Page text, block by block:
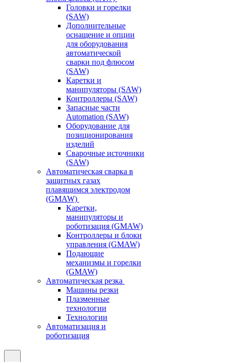
Головки и горелки
(SAW)
Дополнительные
оснащение и опции
для оборудования
автоматической
сварки под флюсом
(SAW)
Каретки и
манипуляторы (SAW)
Контроллеры (SAW)
Запасные части
Automation (SAW)
Оборудование для
позиционирования
изделий
Сварочные источники
(SAW)
Автоматическая сварка в
защитных газах
плавящимся электродом
(GMAW)
Каретки,
манипуляторы и
роботизация (GMAW)
Контроллеры и блоки
управления (GMAW)
Подающие
механизмы и горелки
(GMAW)
Автоматическая резка
Машины резки
Плазменные
технологии
Технологии
Автоматизация и
роботизация